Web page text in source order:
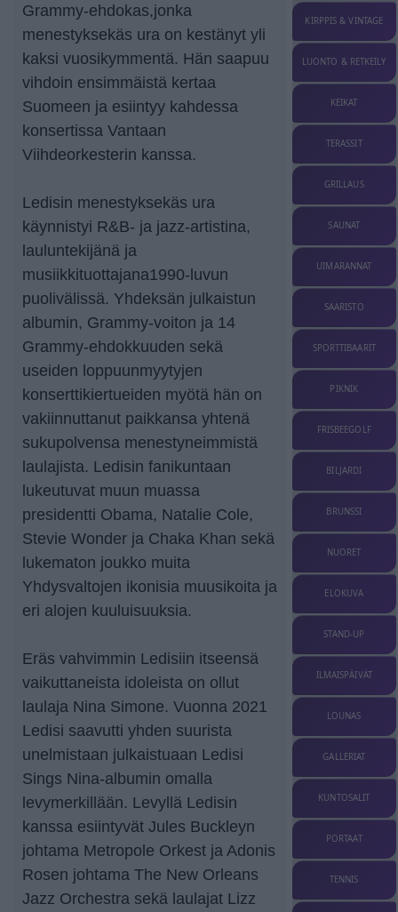
Grammy-ehdokas,jonka
menestyksekäs ura on kestänyt yli
kaksi vuosikymmentä. Hän saapuu
vihdoin ensimmäistä kertaa
Suomeen ja esiintyy kahdessa
konsertissa Vantaan
Viihdeorkesterin kanssa.
Ledisin menestyksekäs ura
käynnistyi R&B- ja jazz-artistina,
lauluntekijänä ja
musiikkituottajana1990-luvun
puolivälissä. Yhdeksän julkaistun
albumin, Grammy-voiton ja 14
Grammy-ehdokkuuden sekä
useiden loppuunmyytyjen
konserttikiertueiden myötä hän on
vakiinnuttanut paikkansa yhtenä
sukupolvensa menestyneimmistä
laulajista. Ledisin fanikuntaan
lukeutuvat muun muassa
presidentti Obama, Natalie Cole,
Stevie Wonder ja Chaka Khan sekä
lukematon joukko muita
Yhdysvaltojen ikonisia muusikoita ja
eri alojen kuuluisuuksia.
Eräs vahvimmin Ledisiin itseensä
vaikuttaneista idoleista on ollut
laulaja Nina Simone. Vuonna 2021
Ledisi saavutti yhden suurista
unelmistaan julkaistuaan Ledisi
Sings Nina-albumin omalla
levymerkillään. Levyllä Ledisin
kanssa esiintyvät Jules Buckleyn
johtama Metropole Orkest ja Adonis
Rosen johtama The New Orleans
Jazz Orchestra sekä laulajat Lizz
KIRPPIS & VINTAGE
LUONTO & RETKEILY
KEIKAT
TERASSIT
GRILLAUS
SAUNAT
UIMARANNAT
SAARISTO
SPORTTIBAARIT
PIKNIK
FRISBEEGOLF
BILJARDI
BRUNSSI
NUORET
ELOKUVA
STAND-UP
ILMAISPÄIVÄT
LOUNAS
GALLERIAT
KUNTOSALIT
PORTAAT
TENNIS